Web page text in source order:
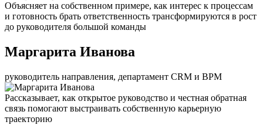
Объясняет на собственном примере, как интерес к процессам
и готовность брать ответственность трансформируются в рост
до руководителя большой команды
Маргарита Иванова
руководитель направления, департамент CRM и BPM
Рассказывает, как открытое руководство и честная обратная
связь помогают выстраивать собственную карьерную
траекторию